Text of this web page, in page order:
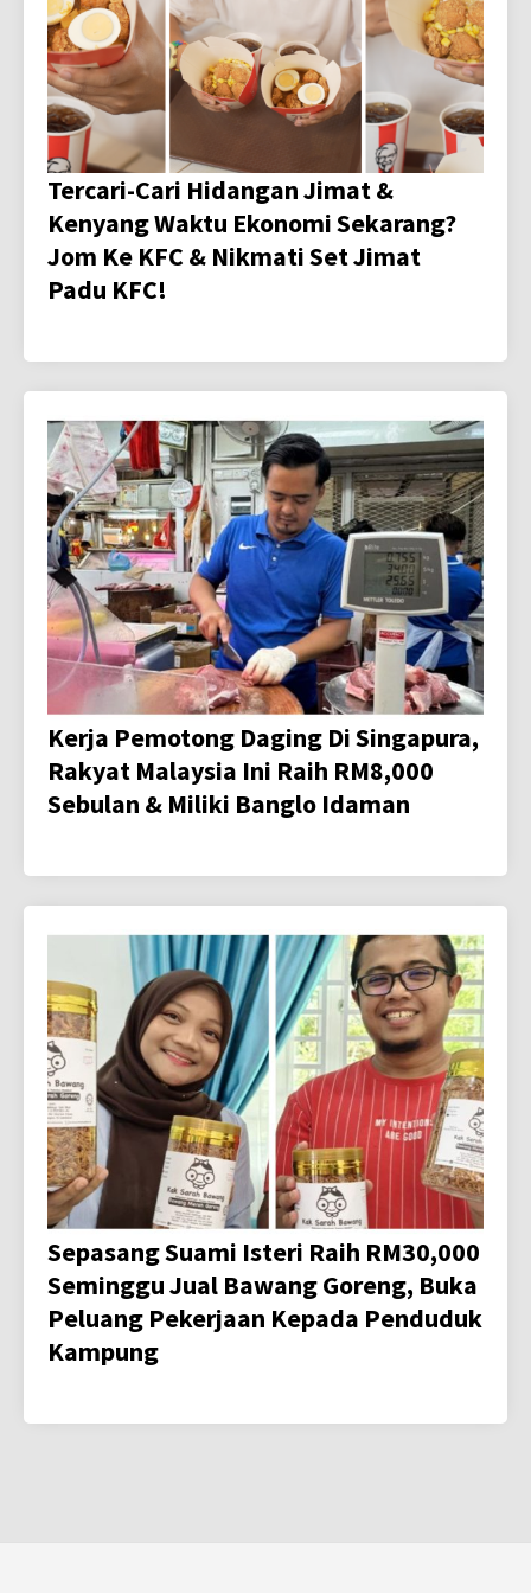
Tercari-Cari Hidangan Jimat &
Kenyang Waktu Ekonomi Sekarang?
Jom Ke KFC & Nikmati Set Jimat
Padu KFC!
Kerja Pemotong Daging Di Singapura,
Rakyat Malaysia Ini Raih RM8,000
Sebulan & Miliki Banglo Idaman
Sepasang Suami Isteri Raih RM30,000
Seminggu Jual Bawang Goreng, Buka
Peluang Pekerjaan Kepada Penduduk
Kampung